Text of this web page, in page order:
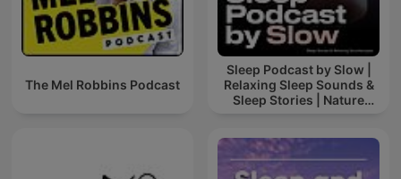
The Mel Robbins Podcast
Sleep Podcast by Slow |
Relaxing Sleep Sounds &
Sleep Stories | Nature